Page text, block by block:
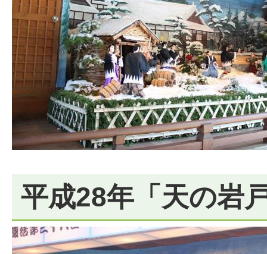
平成28年「天の岩